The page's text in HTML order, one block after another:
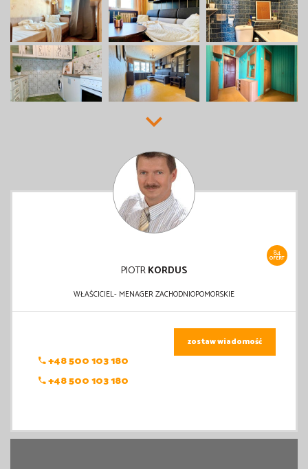
84
OFERT
PIOTRKORDUS
WŁAŚCICIEL- MENAGER ZACHODNIOPOMORSKIE
+48 500 103 180
+48 500 103 180
zostaw wiadomość